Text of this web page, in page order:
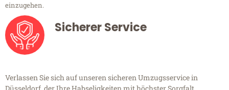
einzugehen.
Sicherer Service
Verlassen Sie sich auf unseren sicheren Umzugsservice in